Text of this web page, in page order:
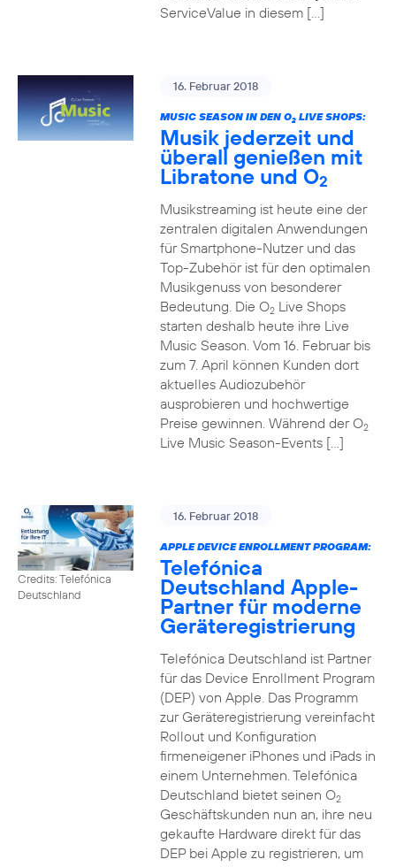
ServiceValue in diesem […]
16. Februar 2018
MUSIC SEASON IN DEN O2LIVE SHOPS:
Musik jederzeit und
überall genießen mit
Libratone und O2
Musikstreaming ist heute eine der
zentralen digitalen Anwendungen
für Smartphone-Nutzer und das
Top-Zubehör ist für den optimalen
Musikgenuss von besonderer
Bedeutung. Die O2Live Shops
starten deshalb heute ihre Live
Music Season. Vom 16. Februar bis
zum 7. April können Kunden dort
aktuelles Audiozubehör
ausprobieren und hochwertige
Preise gewinnen. Während der O2
Live Music Season-Events […]
Credits: Telefónica
Deutschland
16. Februar 2018
APPLE DEVICE ENROLLMENT PROGRAM:
Telefónica
Deutschland Apple-
Partner für moderne
Geräteregistrierung
Telefónica Deutschland ist Partner
für das Device Enrollment Program
(DEP) von Apple. Das Programm
zur Geräteregistrierung vereinfacht
Rollout und Konfiguration
firmeneigener iPhones und iPads in
einem Unternehmen. Telefónica
Deutschland bietet seinen O2
Geschäftskunden nun an, ihre neu
gekaufte Hardware direkt für das
DEP bei Apple zu registrieren, um